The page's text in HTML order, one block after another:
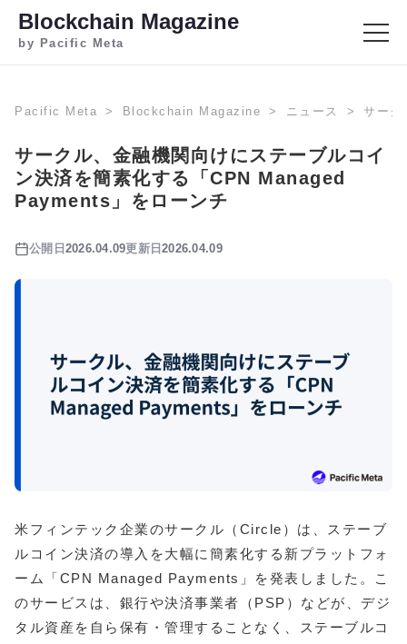
Blockchain Magazine
by Pacific Meta
Pacific Meta Blockchain Magazine ニュース サー
サークル、金融機関向けにステーブルコイ
ン決済を簡素化する「CPN Managed
Payments」をローンチ
公開日 2026.04.09更新日2026.04.09
米フィンテック企業のサークル（Circle）は、ステーブ
ルコイン決済の導入を大幅に簡素化する新プラットフォ
ーム「CPN Managed Payments」を発表しました。こ
のサービスは、銀行や決済事業者（PSP）などが、デジ
タル資産を自ら保有・管理することなく、ステーブルコ